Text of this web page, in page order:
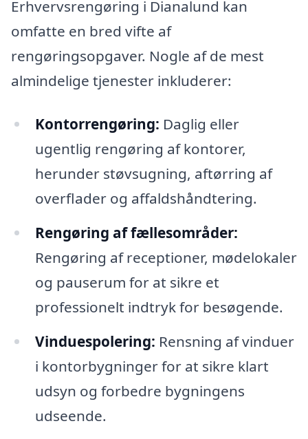
Erhvervsrengøring i Dianalund kan
omfatte en bred vifte af
rengøringsopgaver. Nogle af de mest
almindelige tjenester inkluderer:
Kontorrengøring: Daglig eller
ugentlig rengøring af kontorer,
herunder støvsugning, aftørring af
overflader og affaldshåndtering.
Rengøring af fællesområder:
Rengøring af receptioner, mødelokaler
og pauserum for at sikre et
professionelt indtryk for besøgende.
Vinduespolering: Rensning af vinduer
i kontorbygninger for at sikre klart
udsyn og forbedre bygningens
udseende.